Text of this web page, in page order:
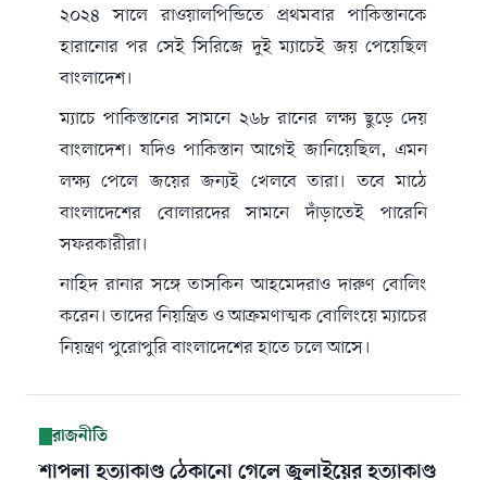
২০২৪ সালে রাওয়ালপিন্ডিতে প্রথমবার পাকিস্তানকে
হারানোর পর সেই সিরিজে দুই ম্যাচেই জয় পেয়েছিল
বাংলাদেশ।
ম্যাচে পাকিস্তানের সামনে ২৬৮ রানের লক্ষ্য ছুড়ে দেয়
বাংলাদেশ। যদিও পাকিস্তান আগেই জানিয়েছিল, এমন
লক্ষ্য পেলে জয়ের জন্যই খেলবে তারা। তবে মাঠে
বাংলাদেশের বোলারদের সামনে দাঁড়াতেই পারেনি
সফরকারীরা।
নাহিদ রানার সঙ্গে তাসকিন আহমেদরাও দারুণ বোলিং
করেন। তাদের নিয়ন্ত্রিত ও আক্রমণাত্মক বোলিংয়ে ম্যাচের
নিয়ন্ত্রণ পুরোপুরি বাংলাদেশের হাতে চলে আসে।
রাজনীতি
শাপলা হত্যাকাণ্ড ঠেকানো গেলে জুলাইয়ের হত্যাকাণ্ড